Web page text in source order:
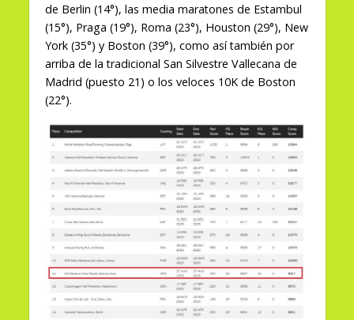
de Berlin (14°), las media maratones de Estambul
(15°), Praga (19°), Roma (23°), Houston (29°), New
York (35°) y Boston (39°), como así también por
arriba de la tradicional San Silvestre Vallecana de
Madrid (puesto 21) o los veloces 10K de Boston
(22°).